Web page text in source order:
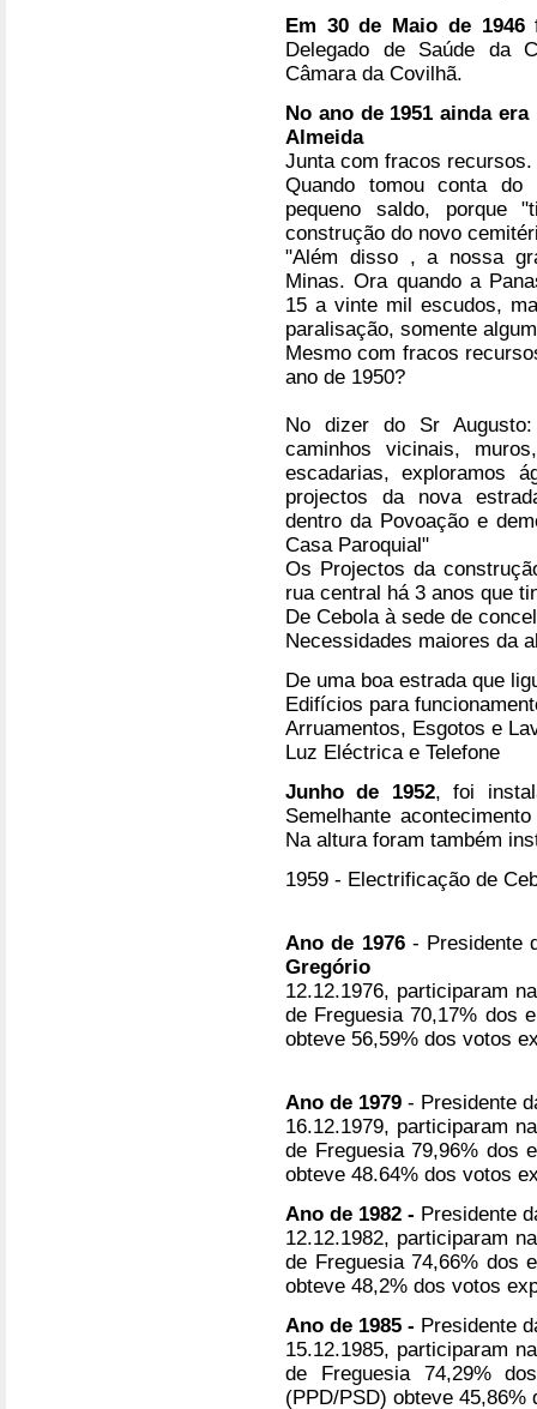
Em 30 de Maio de 1946
Delegado de Saúde da
Câmara da Covilhã.
No ano de 1951 ainda
Almeida
Junta com fracos recursos.
Quando tomou conta
pequeno saldo, porque
construção do novo
"Além disso , a nossa
Minas. Ora quando a
15 a vinte mil escudos,
paralisação, somente
Mesmo com fracos
ano de 1950?
No dizer do Sr
caminhos vicinais,
escadarias, exploramos
projectos da nova
dentro da Povoação e
Casa Paroquial"
Os Projectos da
rua central há 3 anos que
De Cebola à sede de
Necessidades maiores da
De uma boa estrada que
Edifícios para
Arruamentos, Esgotos e
Luz Eléctrica e Telefone
Junho de 1952, foi
Semelhante
Na altura foram também
1959 - Electrificação de
Ano de 1976- Presidente
Gregório
12.12.1976, participaram
de Freguesia 70,17% dos
obteve 56,59% dos votos
Ano de 1979 - Presidente
16.12.1979, participaram
de Freguesia 79,96% dos
obteve 48.64% dos votos
Ano de 1982 - Presidente
12.12.1982, participaram
de Freguesia 74,66% dos
obteve 48,2% dos votos
Ano de 1985 - Presidente
15.12.1985, participaram
de Freguesia 74,29%
(PPD/PSD) obteve